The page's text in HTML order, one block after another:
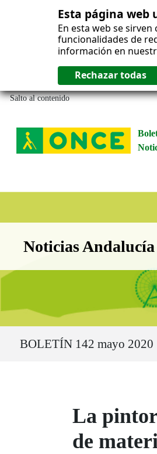
Esta página web
En esta web se
funcionalidades de
información en
Salto al contenido
Boletín Noticias
Noticias Andalucía
BOLETÍN 142 mayo 2020
La
de